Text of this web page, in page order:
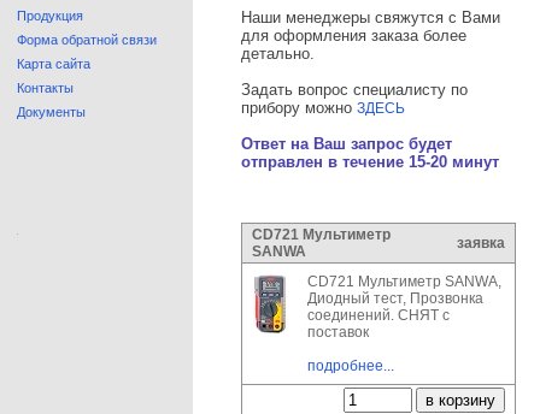
Продукция
Форма обратной связи
Карта сайта
Контакты
Документы
Наши менеджеры свяжутся с Вами
для оформления заказа более
детально.
Задать вопрос специалисту по
прибору можно ЗДЕСЬ
Ответ на Ваш запрос будет
отправлен в течение 15-20 минут
CD721 Мультиметр
SANWA
заявка
CD721 Мультиметр SANWA,
Диодный тест, Прозвонка
соединений. СНЯТ с
поставок
подробнее...